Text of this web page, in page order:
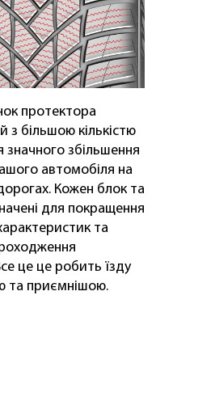
протектора
з більшою кількістю
збільшення
автомобіля на
Кожен блок та
для покращення
та
це це робить їзду
та приємнішою.